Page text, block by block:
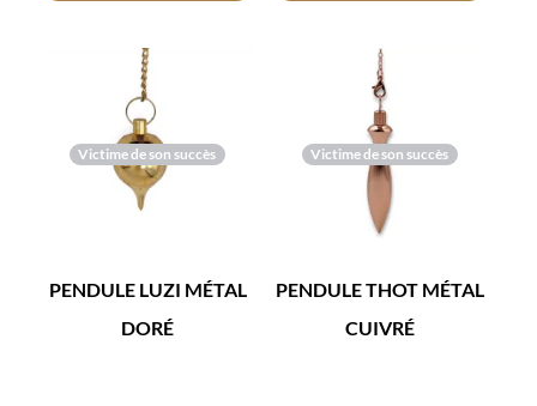
Victime de son succès
PENDULE LUZI MÉTAL
DORÉ
Victime de son succès
PENDULE THOT MÉTAL
CUIVRÉ